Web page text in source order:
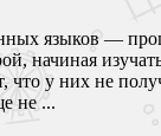
языков —
начиная
что у них не
не ...